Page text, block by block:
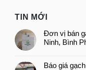
TIN MỚI
Đơn vị bán
Ninh, Bình
Báo giá